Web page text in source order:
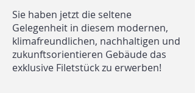
Sie haben jetzt die seltene
Gelegenheit in diesem modernen,
klimafreundlichen, nachhaltigen und
zukunftsorientieren Gebäude das
exklusive Filetstück zu erwerben!